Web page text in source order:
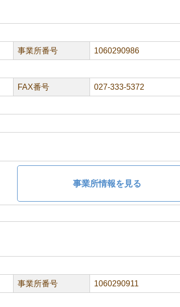
事業所番号 1060290986
FAX番号 027-333-5372
事業所情報を見る
事業所番号 1060290911